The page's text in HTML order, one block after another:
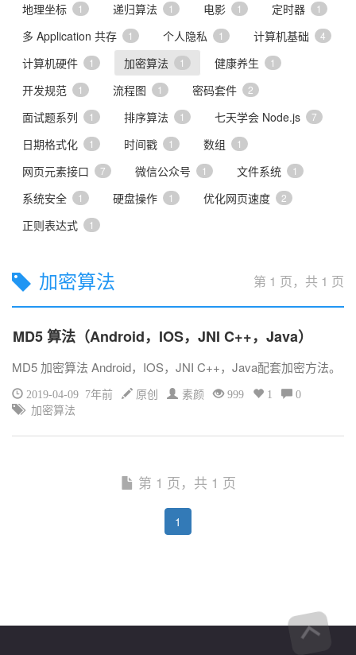
地理坐标 1 递归算法 1 电影 1 定时器 1
多 Application 共存 1 个人隐私 1 计算机基础 4
计算机硬件 1 加密算法 1 健康养生 1
开发规范 1 流程图 1 密码套件 2
面试题系列 1 排序算法 1 七天学会 Node.js 7
日期格式化 1 时间戳 1 数组 1
网页元素接口 7 微信公众号 1 文件系统 1
系统安全 1 硬盘操作 1 优化网页速度 2
正则表达式 1
加密算法 第 1 页，共 1 页
MD5 算法（Android，IOS，JNI C++，Java）
MD5 加密算法 Android，IOS，JNI C++，Java配套加密方法。
2019-04-09 7年前 原创 素颜 999 1
0
加密算法
第 1 页，共 1 页
1